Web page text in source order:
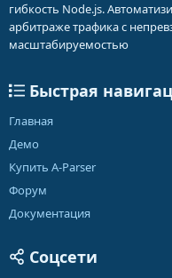
гибкость Node.js.
арбитраже трафика с
масштабируемостью
Быстрая
Главная
Демо
Купить A-Parser
Форум
Документация
Соцсети